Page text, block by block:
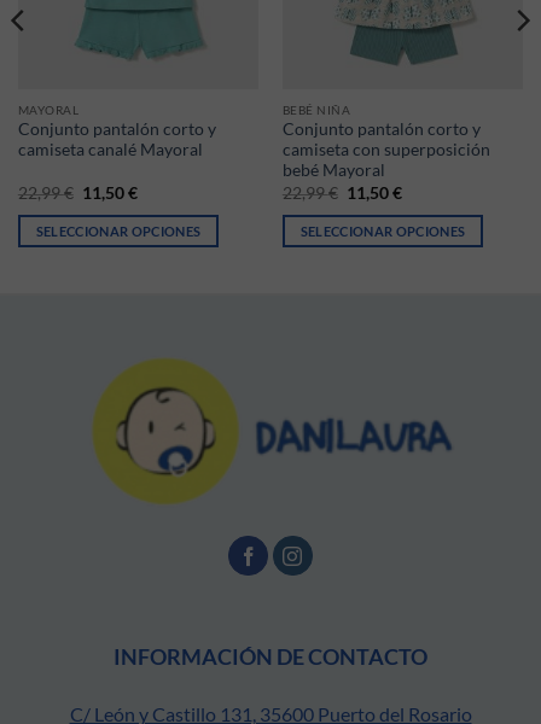
MAYORAL
Conjunto pantalón corto y
camiseta canalé Mayoral
22,99€ El precio original era: 22,99 €.
11,50€El precio actual es: 11,50 €.
SELECCIONAR OPCIONES
BEBÉ NIÑA
Conjunto pantalón corto y
camiseta con superposición
bebé Mayoral
22,99€ El precio original era:
11,50€El precio actual
SELECCIONAR OPCIONES
€.
11,50 €.
INFORMACIÓN DE CONTACTO
C/ León y Castillo 131, 35600 Puerto del Rosario